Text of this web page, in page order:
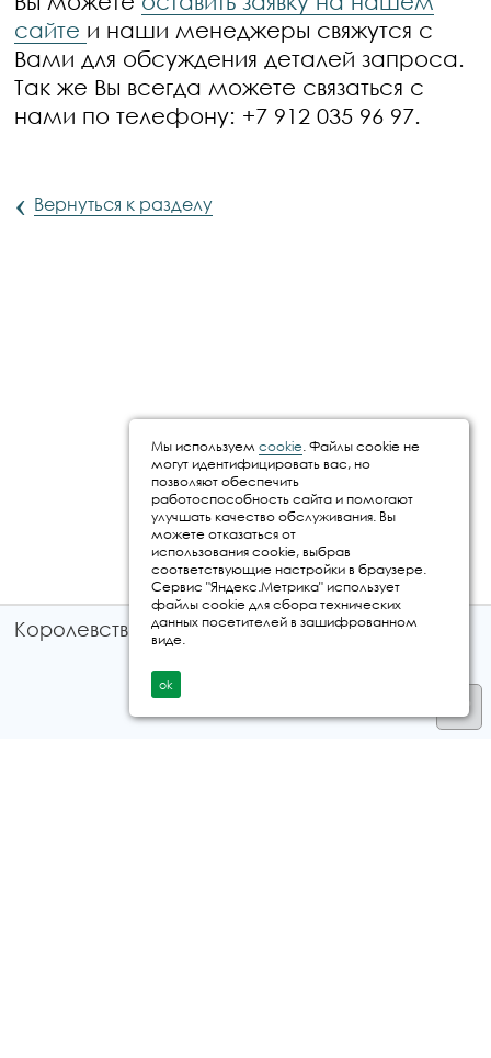
сайте и наши менеджеры свяжутся с
Вами для обсуждения деталей запроса.
Так же Вы всегда можете связаться с
нами по телефону: +7 912 035 96 97.
‹ Вернуться к разделу
Королевство путешествий © 2026
Мы используем cookie. Файлы cookie не
могут идентифицировать вас, но
позволяют обеспечить
работоспособность сайта и помогают
улучшать качество обслуживания. Вы
можете отказаться от
использования cookie, выбрав
соответствующие настройки в браузере.
Сервис "Яндекс.Метрика" использует
файлы cookie для сбора технических
данных посетителей в зашифрованном
виде.
ok